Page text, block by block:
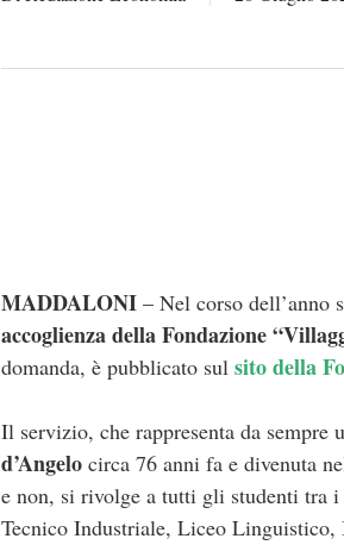
MADDALONI – Nel corso
accoglienza della Fondazione “
domanda, è pubblicato sul sito della
Il servizio, che rappresenta da
d’Angelo circa 76 anni fa e divenuta
e non, si rivolge a tutti gli studenti tra
Tecnico Industriale, Liceo